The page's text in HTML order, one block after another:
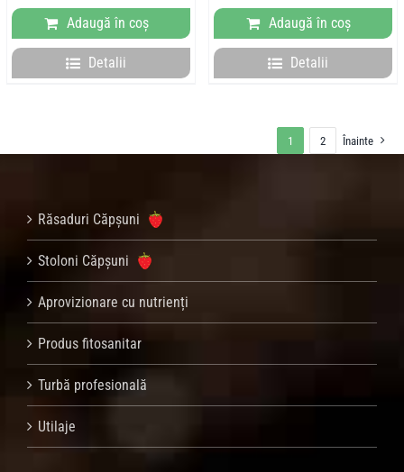
a
fost:
180,00 lei.
144,00 lei.
Adaugă în coș
Detalii
a
fost:
867,00 lei.
694,00
Adaugă în coș
Detalii
1 2 Înainte
Răsaduri Căpșuni
Stoloni Căpșuni
Aprovizionare cu nutrienți
Produs fitosanitar
Turbă profesională
Utilaje